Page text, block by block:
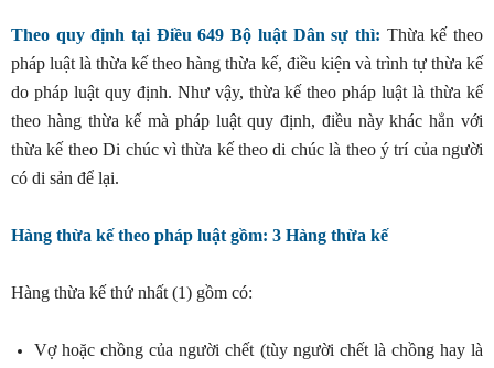
Theo quy định tại Điều 649 Bộ luật Dân sự thì: Thừa kế theo
pháp luật là thừa kế theo hàng thừa kế, điều kiện và trình tự thừa kế
do pháp luật quy định. Như vậy, thừa kế theo pháp luật là thừa kế
theo hàng thừa kế mà pháp luật quy định, điều này khác hẳn với
thừa kế theo Di chúc vì thừa kế theo di chúc là theo ý trí của người
có di sản để lại.
Hàng thừa kế theo pháp luật gồm: 3 Hàng thừa kế
Hàng thừa kế thứ nhất (1) gồm có:
Vợ hoặc chồng của người chết (tùy người chết là chồng hay là